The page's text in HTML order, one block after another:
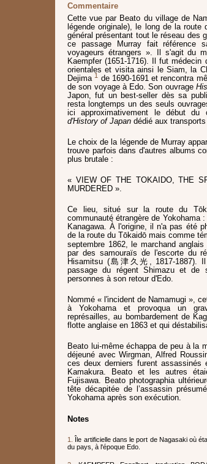
Commentaire
Cette vue par Beato du village de
légende originale), le long de la route
général présentant tout le réseau des
ce passage Murray fait référence
voyageurs étrangers ». Il s'agit du
Kaempfer (1651-1716). Il fut médecin
orientales et visita ainsi le Siam, la
Dejima 1 de 1690-1691 et rencontra
de son voyage à Edo. Son ouvrage
Japon, fut un best-seller dès sa
resta longtemps un des seuls
ici approximativement le début du
d'History of Japan dédié aux transports
Le choix de la légende de Murray
trouve parfois dans d'autres albums
plus brutale :
« VIEW OF THE TOKAIDO, THE
MURDERED ».
Ce lieu, situé sur la route du
communauté étrangère de Yokohama
Kanagawa. À l'origine, il n'a pas été
de la route du Tōkaidō mais comme
septembre 1862, le marchand
par des samouraïs de l'escorte du
Hisamitsu (島津久光, 1817-1887).
passage du régent Shimazu et de
personnes à son retour d'Edo.
Nommé « l'incident de Namamugi »,
à Yokohama et provoqua un
représailles, au bombardement de
flotte anglaise en 1863 et qui
Beato lui-même échappa de peu à la
déjeuné avec Wirgman, Alfred
ces deux derniers furent assassinés
Kamakura. Beato et les autres
Fujisawa. Beato photographia
tête décapitée de l’assassin
Yokohama après son exécution.
Notes
1. Île artificielle dans le port de Nagasaki où
du pays, à l'époque Edo.